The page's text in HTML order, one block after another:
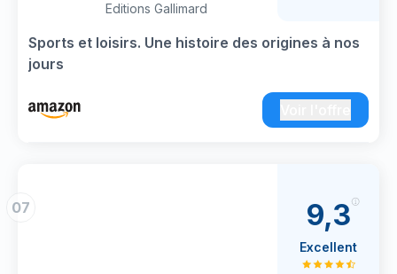
Editions Gallimard
Sports et loisirs. Une histoire des origines à nos
jours
07 9,3
Excellent